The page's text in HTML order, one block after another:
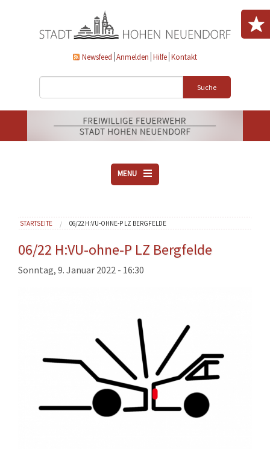
Newsfeed Anmelden Hilfe Kontakt
Suche
MENU
VEREINE
AKTUELLES
DOWNLOADS
EINSÄTZE
Sie sind hier
STARTSEITE 06/22 H:VU-OHNE-P LZ BERGFELDE
06/22 H:VU-ohne-P LZ Bergfelde
Sonntag, 9. Januar 2022 - 16:30